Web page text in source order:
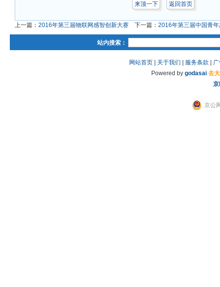
来顶一下 返回首页
上一篇： 2016年第三届物联网感智创新大赛 下一篇： 2016年第三届中国青
站内搜索：
网站首页| 关于我们 服务条款
Powered by godasai 去
京公